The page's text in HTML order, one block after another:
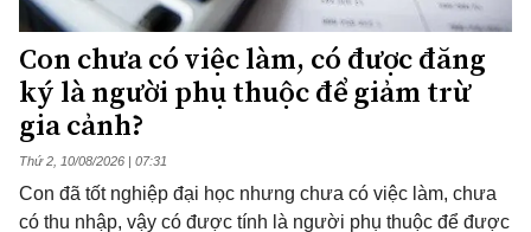
Con chưa có việc làm, có được đăng
ký là người phụ thuộc để giảm trừ
gia cảnh?
Thứ 2, 10/08/2026 | 07:31
Con đã tốt nghiệp đại học nhưng chưa có việc làm, chưa
có thu nhập, vậy có được tính là người phụ thuộc để được